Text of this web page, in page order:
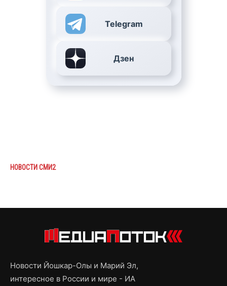
Telegram
Дзен
НОВОСТИ СМИ2
Новости Йошкар-Олы и Марий Эл,
интересное в России и мире - ИА